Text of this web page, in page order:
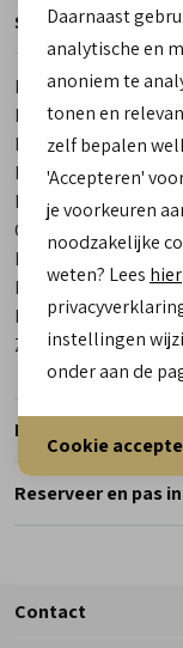
Specificaties
Merk
Leveranciercode
Bestelcode
Breedtemaat
Los voetbed
Categorie
Kleur
Materiaal buitenkant
Materiaal
Zool
Retourneren
Reserveer en pas
Contact
Marketing
Terug
Daarnaast
analytische en
anoniem te
tonen en
zelf bepalen
'Accepteren'
je voorkeuren
noodzakelijke
weten? Lees hier
instellingen
onder aan de
Cookie